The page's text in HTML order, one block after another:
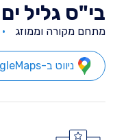
בי"ס גליל ים
מתחם מקורה וממוזג
ניווט ב-GoogleMaps